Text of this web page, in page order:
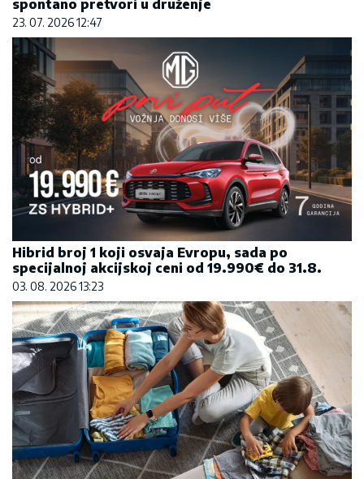
spontano pretvori u druženje
23. 07. 2026 12:47
Hibrid broj 1 koji osvaja Evropu, sada po
specijalnoj akcijskoj ceni od 19.990€ do 31.8.
03. 08. 2026 13:23